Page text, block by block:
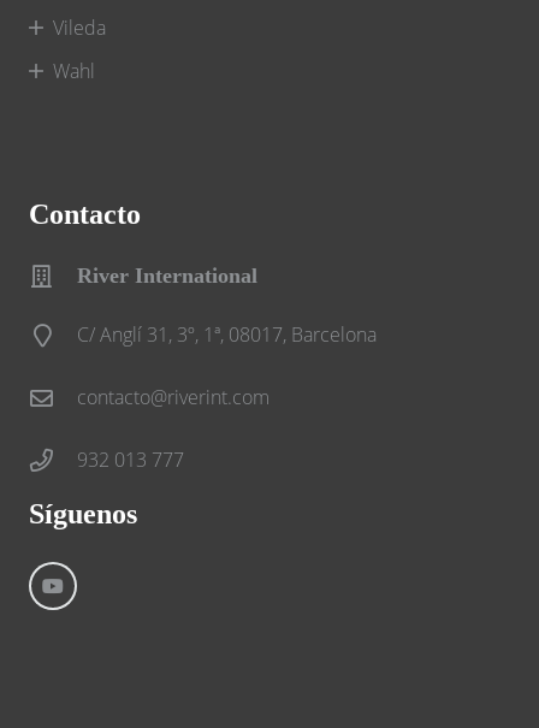
Vileda
Wahl
Contacto
River International
C/ Anglí 31, 3º, 1ª, 08017, Barcelona
contacto@riverint.com
932 013 777
Síguenos